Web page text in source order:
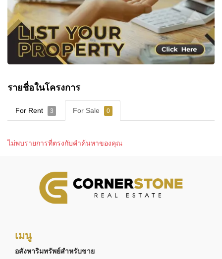
รายชื่อในโครงการ
For Rent 3 For Sale 0
ไม่พบรายการที่ตรงกับคำค้นหาของคุณ
เมนู
อสังหาริมทรัพย์สำหรับขาย